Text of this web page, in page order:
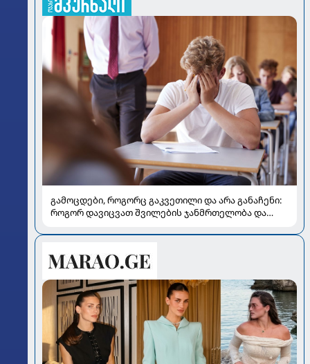
გამოცდები, როგორც გაკვეთილი და არა განაჩენი:
როგორ დავიცვათ შვილების ჯანმრთელობა და